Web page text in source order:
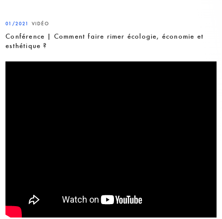
01/2021 VIDÉO
Conférence | Comment faire rimer écologie, économie et
esthétique ?